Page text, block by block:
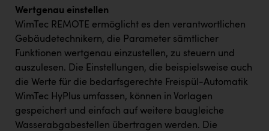
Wertgenau einstellen
WimTec REMOTE ermöglicht es den verantwortlichen
Gebäudetechnikern, die Parameter sämtlicher
Funktionen wertgenau einzustellen, zu steuern und
auszulesen. Die Einstellungen, die beispielsweise auch
die Werte für die bedarfsgerechte Freispül-Automatik
WimTec HyPlus umfassen, können in Vorlagen
gespeichert und einfach auf weitere baugleiche
Wasserabgabestellen übertragen werden. Die